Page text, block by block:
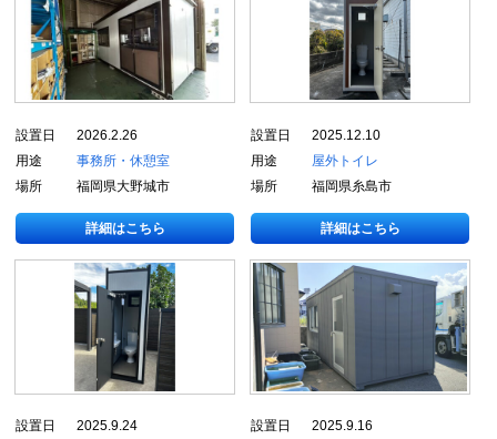
設置日
2026.2.26
用途
事務所・休憩室
場所
福岡県大野城市
詳細はこちら
設置日
2025.12.10
用途
屋外トイレ
場所
福岡県糸島市
詳細はこちら
設置日
2025.9.24
設置日
2025.9.16